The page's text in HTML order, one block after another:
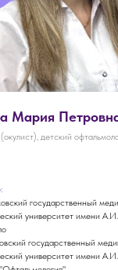
Мария
детский
государственный
университет имени
государственный
университет имени